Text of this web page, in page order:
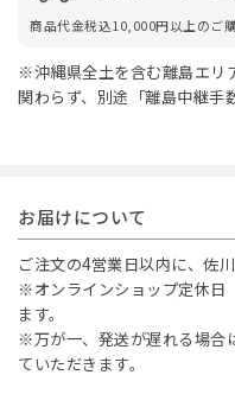
商品代金税込10,000円以上のご
※沖縄県全土を含む離島エリ
関わらず、別途「離島中継手
お届けについて
ご注文の4営業日以内に、佐
※オンラインショップ定休日
ます。
※万が一、発送が遅れる場合
ていただきます。